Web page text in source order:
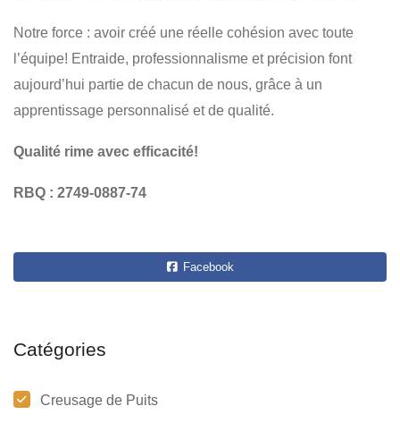
Notre force : avoir créé une réelle cohésion avec toute
l’équipe! Entraide, professionnalisme et précision font
aujourd’hui partie de chacun de nous, grâce à un
apprentissage personnalisé et de qualité.
Qualité rime avec efficacité!
RBQ : 2749-0887-74
Facebook
Catégories
Creusage de Puits